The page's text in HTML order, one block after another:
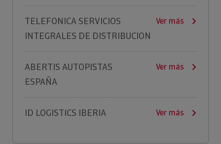
TELEFONICA SERVICIOS
INTEGRALES DE DISTRIBUCION
Ver más
ABERTIS AUTOPISTAS
ESPAÑA
Ver más
ID LOGISTICS IBERIA Ver más